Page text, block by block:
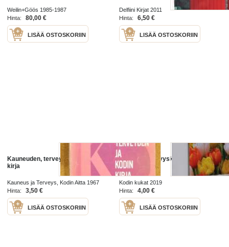
Weilin+Göös 1985-1987
Hinta:
80,00 €
LISÄÄ OSTOSKORIIN
Delfiini Kirjat 2011
Hinta:
6,50 €
LISÄÄ OSTOSKORIIN
Kauneuden, terveyden ja kodin
kirja
Kauneus ja Terveys, Kodin Aitta 1967
Hinta:
3,50 €
LISÄÄ OSTOSKORIIN
Kodin kukat syyskuvasto 2019
Kodin kukat 2019
Hinta:
4,00 €
LISÄÄ OSTOSKORIIN